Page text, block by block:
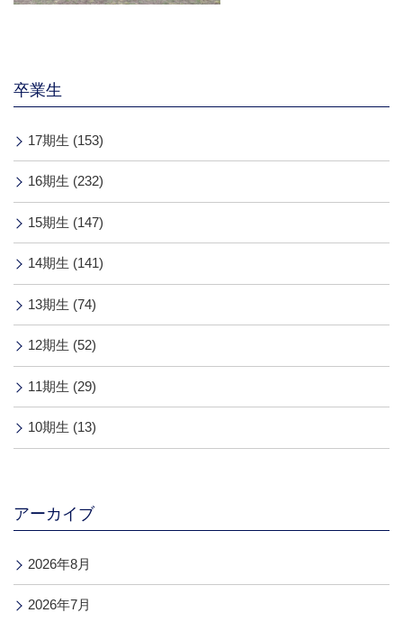
卒業生
17期生 (153)
16期生 (232)
15期生 (147)
14期生 (141)
13期生 (74)
12期生 (52)
11期生 (29)
10期生 (13)
アーカイブ
2026年8月
2026年7月